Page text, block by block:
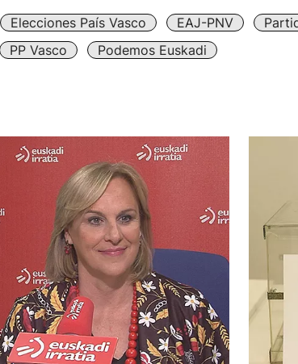
Elecciones País Vasco EAJ-PNV
PP Vasco Podemos Euskadi